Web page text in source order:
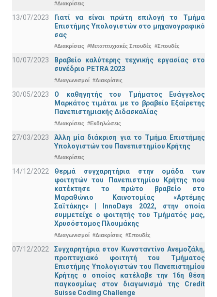
#Διακρίσεις
13/07/2023
Γιατί να είναι πρώτη επιλογή το Τμήμα
Επιστήμης Υπολογιστών στο μηχανογραφικό
σας
#Διακρίσεις #Μεταπτυχιακές Σπουδές #Σπουδές
10/07/2023
Βραβείο καλύτερης τεχνικής εργασίας στο
συνέδριο PETRA 2023
#Διαγωνισμοί #Διακρίσεις
30/05/2023
Ο καθηγητής του Τμήματος Ευάγγελος
Μαρκάτος τιμάται με το βραβείο Εξαίρετης
Πανεπιστημιακής Διδασκαλίας
#Διακρίσεις #Εκδηλώσεις
27/03/2023
Άλλη μία διάκριση για το Τμήμα Επιστήμης
Υπολογιστών του Πανεπιστημίου Κρήτης
#Διακρίσεις
14/12/2022
Θερμά συγχαρητήρια στην ομάδα των
φοιτητών του Πανεπιστημίου Κρήτης που
κατέκτησε το πρώτο βραβείο στο
Μαραθώνιο Καινοτομίας «Αρτέμης
Σαϊτάκης» | InnoDays 2022, στην οποία
συμμετείχε ο φοιτητής του Τμήματός μας,
Χρυσόστομος Πλουμάκης
#Διαγωνισμοί #Διακρίσεις #Σπουδές
07/12/2022
Συγχαρητήρια στον Κωνσταντίνο Ανεμοζάλη,
προπτυχιακό φοιτητή του Τμήματος
Επιστήμης Υπολογιστών του Πανεπιστημίου
Κρήτης ο οποίος κατέλαβε την 16η θέση
παγκοσμίως στον διαγωνισμό της Credit
Suisse Coding Challenge